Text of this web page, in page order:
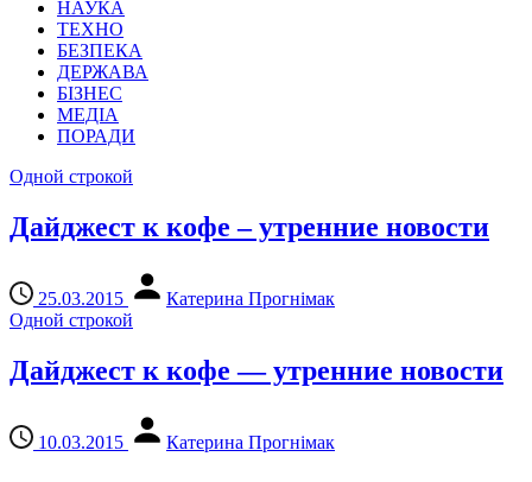
НАУКА
ТЕХНО
БЕЗПЕКА
ДЕРЖАВА
БІЗНЕС
МЕДІА
ПОРАДИ
Одной строкой
Дайджест к кофе – утренние новости
25.03.2015
Катерина Прогнімак
Одной строкой
Дайджест к кофе — утренние новости
10.03.2015 Катерина Прогнімак